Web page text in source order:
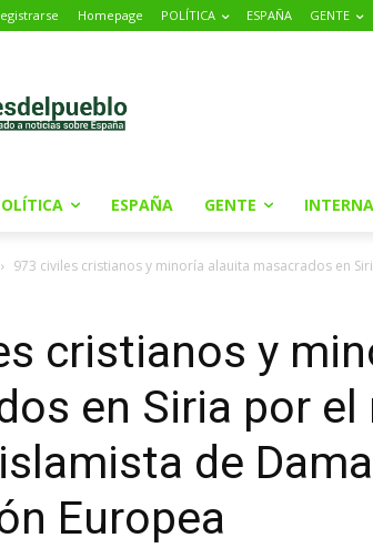
Homepage POLÍTICA ESPAÑA GENTE
ESPAÑA GENTE
973 civiles cristianos y minoría alauita masacrados en
cristianos y
en Siria por el
de
Europea